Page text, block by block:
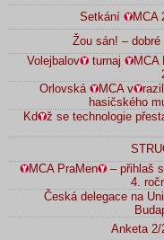
Setkání
MCA
Žou sán! – dobré
Volejbalov
turnaj
MCA
Orlovská
MCA v
hasičského
Kd
ž se technologie
MCA PraMen
– přihlaš
4.
Česká delegace na
Anketa 2/